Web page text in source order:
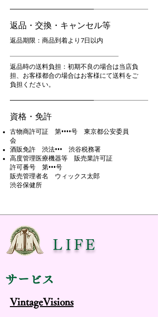
返品・交換・キャンセル等
返品期限：商品到着より7日以内
返品時の送料負担：初期不良の場合は当店負
担、お客様都合の場合はお客様にて送料をご
負担ください。
資格・免許
古物商許可証 第••••号 東京都公安委員
会
酒販免許 渋法••• 渋谷税務署
高度管理医療機器等 販売業許可証
許可番号 第•••号
販売管理者名 ウィックス太郎
渋谷保健所
LIFE
サービス
VintageVisions